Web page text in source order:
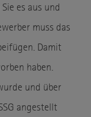
von Google
Sie es aus und
muss das
Damit
haben.
und über
angestellt